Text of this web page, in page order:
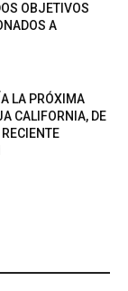
OBJETIVOS
A
LA PRÓXIMA
CALIFORNIA, DE